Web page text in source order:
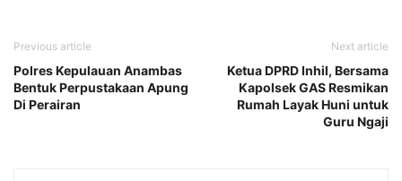
Previous article
Polres Kepulauan Anambas
Bentuk Perpustakaan Apung
Di Perairan
Next article
Ketua DPRD Inhil, Bersama
Kapolsek GAS Resmikan
Rumah Layak Huni untuk
Guru Ngaji